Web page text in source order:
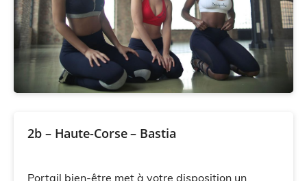
2b – Haute-Corse – Bastia
Portail bien-être met à votre disposition un